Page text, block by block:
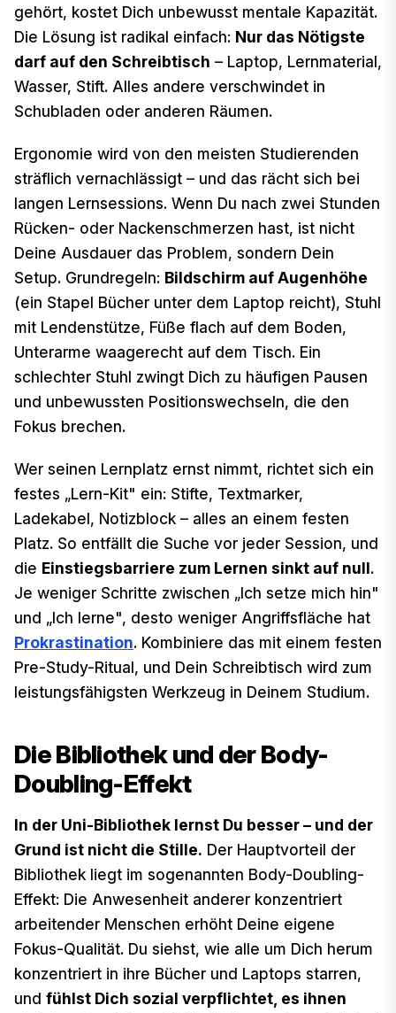
gehört, kostet Dich unbewusst mentale Kapazität.
Die Lösung ist radikal einfach: Nur das Nötigste
darf auf den Schreibtisch – Laptop, Lernmaterial,
Wasser, Stift. Alles andere verschwindet in
Schubladen oder anderen Räumen.
Ergonomie wird von den meisten Studierenden
sträflich vernachlässigt – und das rächt sich bei
langen Lernsessions. Wenn Du nach zwei Stunden
Rücken- oder Nackenschmerzen hast, ist nicht
Deine Ausdauer das Problem, sondern Dein
Setup. Grundregeln: Bildschirm auf Augenhöhe
(ein Stapel Bücher unter dem Laptop reicht), Stuhl
mit Lendenstütze, Füße flach auf dem Boden,
Unterarme waagerecht auf dem Tisch. Ein
schlechter Stuhl zwingt Dich zu häufigen Pausen
und unbewussten Positionswechseln, die den
Fokus brechen.
Wer seinen Lernplatz ernst nimmt, richtet sich ein
festes „Lern-Kit" ein: Stifte, Textmarker,
Ladekabel, Notizblock – alles an einem festen
Platz. So entfällt die Suche vor jeder Session, und
die Einstiegsbarriere zum Lernen sinkt auf null.
Je weniger Schritte zwischen „Ich setze mich hin"
und „Ich lerne", desto weniger Angriffsfläche hat
Prokrastination. Kombiniere das mit einem festen
Pre-Study-Ritual, und Dein Schreibtisch wird zum
leistungsfähigsten Werkzeug in Deinem Studium.
Die Bibliothek und der Body-
Doubling-Effekt
In der Uni-Bibliothek lernst Du besser – und der
Grund ist nicht die Stille. Der Hauptvorteil der
Bibliothek liegt im sogenannten Body-Doubling-
Effekt: Die Anwesenheit anderer konzentriert
arbeitender Menschen erhöht Deine eigene
Fokus-Qualität. Du siehst, wie alle um Dich herum
konzentriert in ihre Bücher und Laptops starren,
und fühlst Dich sozial verpflichtet, es ihnen